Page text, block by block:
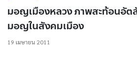
มอญเมืองหลวง ภาพสะท้อนอั
มอญในสังคมเมือง
19 เมษายน 2011